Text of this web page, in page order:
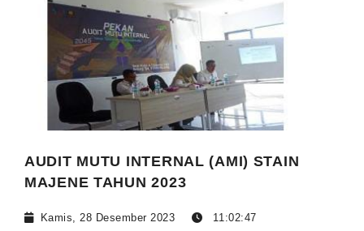
AUDIT MUTU INTERNAL (AMI) STAIN
MAJENE TAHUN 2023
Kamis, 28 Desember 2023 11:02:47